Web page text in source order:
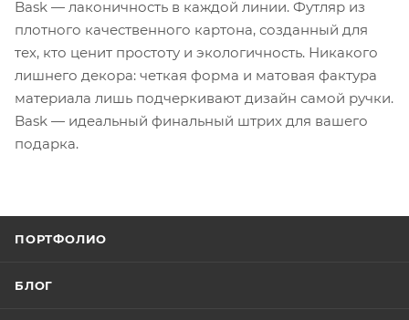
Bask — лаконичность в каждой линии. Футляр из
плотного качественного картона, созданный для
тех, кто ценит простоту и экологичность. Никакого
лишнего декора: четкая форма и матовая фактура
материала лишь подчеркивают дизайн самой ручки.
Bask — идеальный финальный штрих для вашего
подарка.
ПОРТФОЛИО
БЛОГ